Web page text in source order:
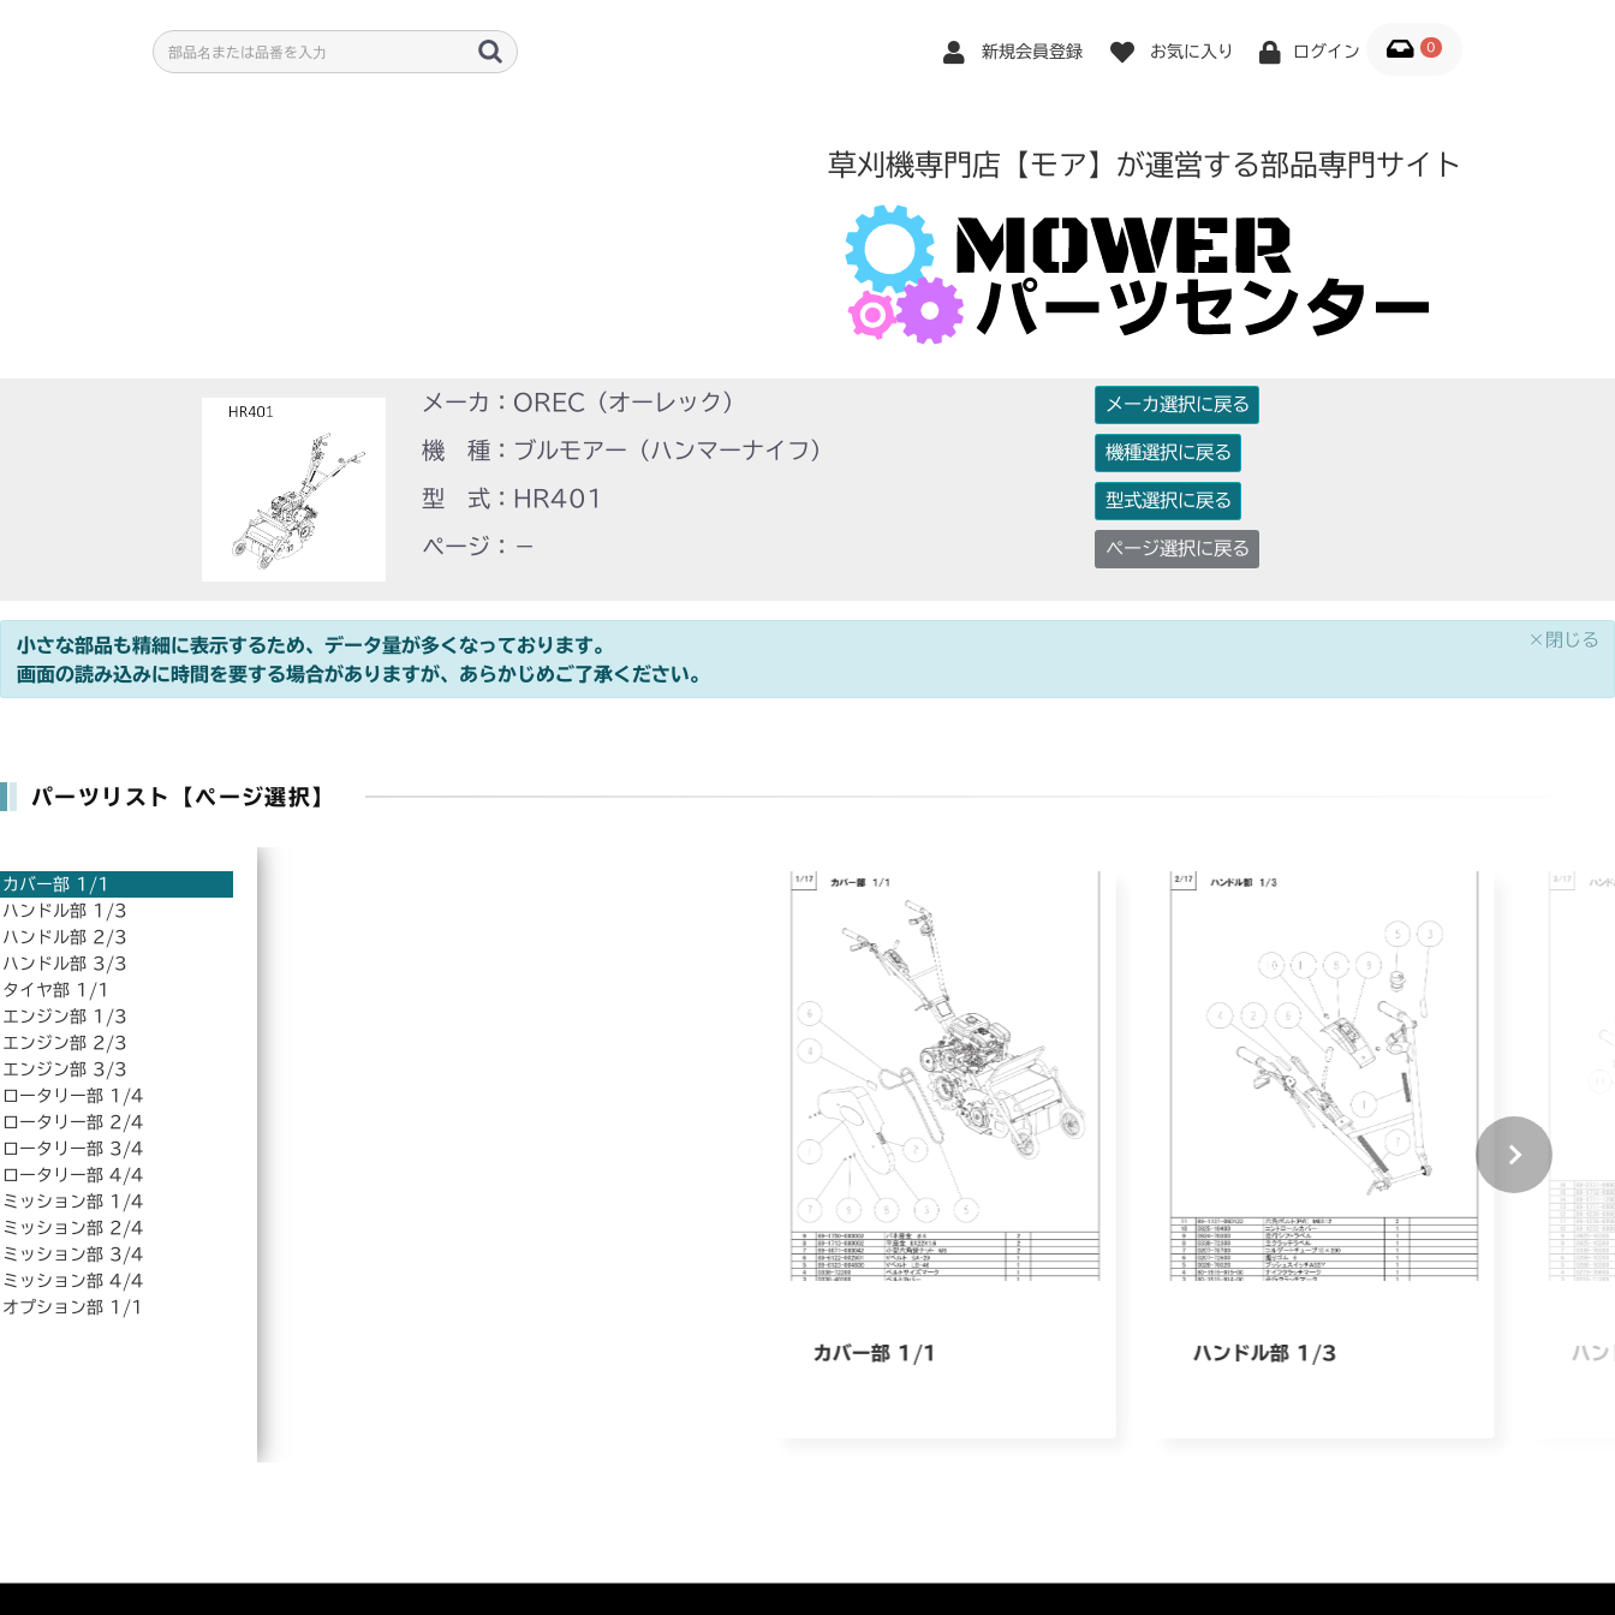
新規会員登録 お気に入り ログイン 0
草刈機専門店【モア】が運営する部品専門サイト
メーカ：OREC（オーレック）
機 種：ブルモアー（ハンマーナイフ）
型 式：HR401
ページ：－
メーカ選択に戻る
機種選択に戻る
型式選択に戻る
ページ選択に戻る
小さな部品も精細に表示するため、データ量が多くなっております。
画面の読み込みに時間を要する場合がありますが、あらかじめご了承ください。
×閉じる
パーツリスト【ページ選択】
カバー部 1/1
ハンドル部 1/3
ハンドル部 2/3
ハンドル部 3/3
タイヤ部 1/1
エンジン部 1/3
エンジン部 2/3
エンジン部 3/3
ロータリー部 1/4
ロータリー部 2/4
ロータリー部 3/4
ロータリー部 4/4
ミッション部 1/4
ミッション部 2/4
ミッション部 3/4
ミッション部 4/4
オプション部 1/1
カバー部 1/1 ハンドル部 1/3 ハ